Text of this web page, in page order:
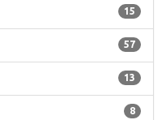
15
57
13
8